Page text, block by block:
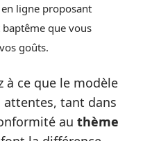
ligne proposant
que vous
goûts.
à ce que le modèle
tant dans
au thème